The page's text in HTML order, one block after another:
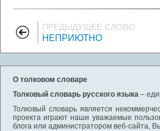
ПРЕДЫДУЩЕЕ СЛОВО
НЕПРИЮТНО
О толковом словаре
Толковый словарь русского языка –
Толковый словарь является
проекта играют наши уважаемые
блога или администратором веб-сайта,